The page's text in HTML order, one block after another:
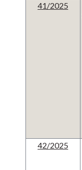
41/2025
42/2025